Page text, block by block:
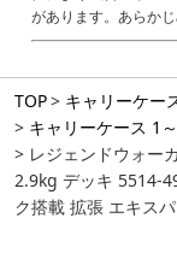
TOP
キャリーケー
キャリーケース 1
レジェンドウォー
2.9kg デッキ 5514-
ク搭載 拡張 エキス
があります。あらかじ